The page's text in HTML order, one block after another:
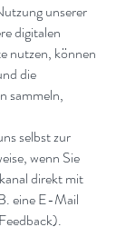
unserer
digitalen
nutzen, können
die
sammeln,
selbst zur
wenn Sie
direkt mit
eine E-Mail